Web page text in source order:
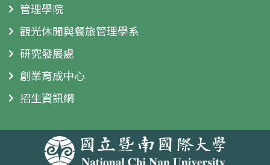
管理學院
觀光休閒與餐旅管理學系
研究發展處
創業育成中心
招生資訊網